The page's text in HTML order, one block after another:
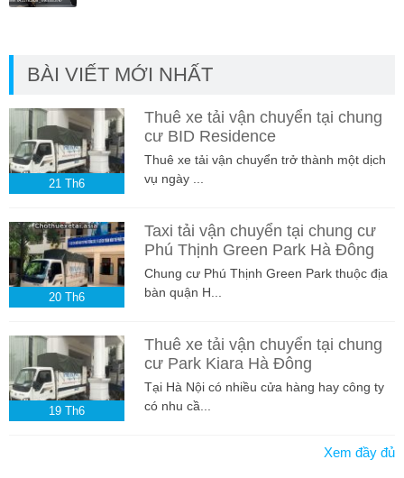
BÀI VIẾT MỚI NHẤT
21 Th6
Thuê xe tải vận chuyển tại chung
cư BID Residence
Thuê xe tải vận chuyển trở thành một dịch
vụ ngày ...
20 Th6
Taxi tải vận chuyển tại chung cư
Phú Thịnh Green Park Hà Đông
Chung cư Phú Thịnh Green Park thuộc địa
bàn quận H...
19 Th6
Thuê xe tải vận chuyển tại chung
cư Park Kiara Hà Đông
Tại Hà Nội có nhiều cửa hàng hay công ty
có nhu cầ...
Xem đầy đủ